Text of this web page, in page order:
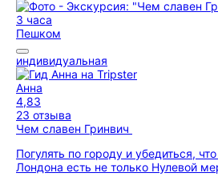
3 часа
Пешком
индивидуальная
Анна
4,83
23 отзыва
Чем славен Гринвич
Погулять по городу и убедиться,
Лондона есть не только Нулевой